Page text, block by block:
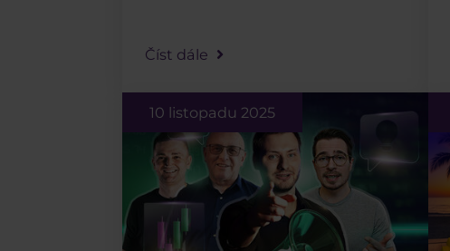
Číst dále
10 listopadu 2025